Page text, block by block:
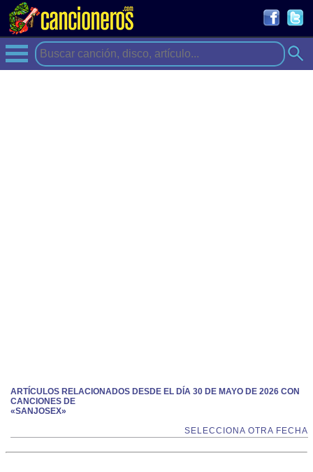
ARTÍCULOS RELACIONADOS DESDE EL DÍA 30 DE MAYO DE 2026 CON
CANCIONES DE
«SANJOSEX»
SELECCIONA OTRA FECHA